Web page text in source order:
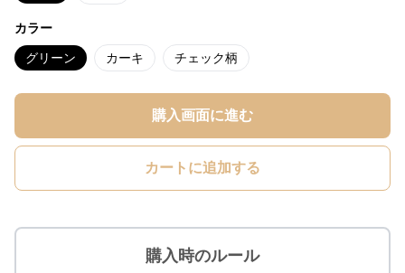
カラー
グリーン カーキ チェック柄
購入画面に進む
カートに追加する
購入時のルール